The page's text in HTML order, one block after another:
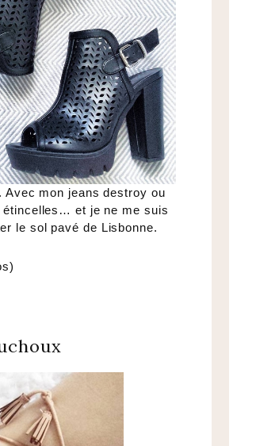
Avec mon jeans destroy ou
étincelles… et je ne me suis
le sol pavé de Lisbonne.